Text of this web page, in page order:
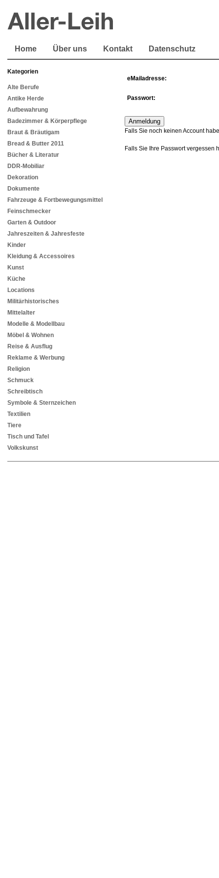
Home Über uns Kontakt Datenschutz
Kategorien
Alte Berufe
Antike Herde
Aufbewahrung
Badezimmer & Körperpflege
Braut & Bräutigam
Bread & Butter 2011
Bücher & Literatur
DDR-Mobiliar
Dekoration
Dokumente
Fahrzeuge & Fortbewegungsmittel
Feinschmecker
Garten & Outdoor
Jahreszeiten & Jahresfeste
Kinder
Kleidung & Accessoires
Kunst
Küche
Locations
Militärhistorisches
Mittelalter
Modelle & Modellbau
Möbel & Wohnen
Reise & Ausflug
Reklame & Werbung
Religion
Schmuck
Schreibtisch
Symbole & Sternzeichen
Textilien
Tiere
Tisch und Tafel
Volkskunst
eMailadresse:
Passwort:
Falls Sie noch keinen Account
Falls Sie Ihre Passwort vergessen